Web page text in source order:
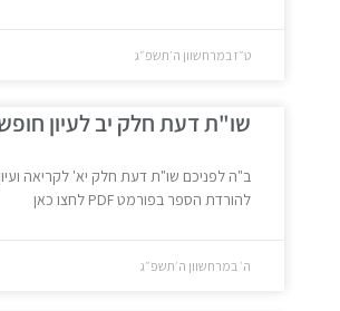
ט״ז במרחשוון ה׳תשפ״ג
שו"ת דעת חלק יב לעיון
ב"ה לפניכם שו"ת דעת חלק יא' לקריאה
להורדת הספר בפורמט PDF לחצו כאן
ה׳ במרחשוון ה׳תשפ״ג